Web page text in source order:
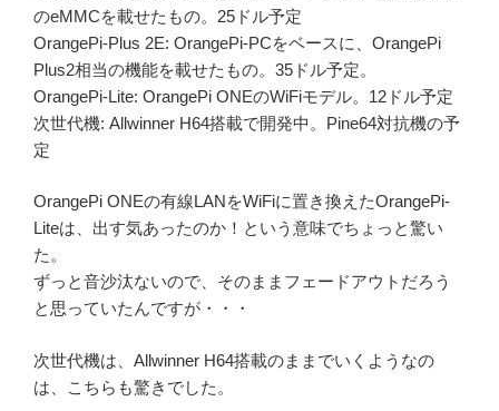
のeMMCを載せたもの。25ドル予定
OrangePi-Plus 2E: OrangePi-PCをベースに、OrangePi
Plus2相当の機能を載せたもの。35ドル予定。
OrangePi-Lite: OrangePi ONEのWiFiモデル。12ドル予定
次世代機: Allwinner H64搭載で開発中。Pine64対抗機の予
定
OrangePi ONEの有線LANをWiFiに置き換えたOrangePi-
Liteは、出す気あったのか！という意味でちょっと驚い
た。
ずっと音沙汰ないので、そのままフェードアウトだろう
と思っていたんですが・・・
次世代機は、Allwinner H64搭載のままでいくようなの
は、こちらも驚きでした。